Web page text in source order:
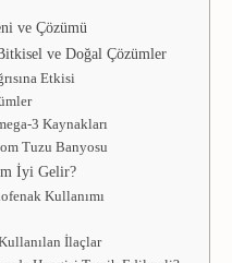
ve Çözümü
ve Doğal Çözümler
Etkisi
3 Kaynakları
Tuzu Banyosu
İyi Gelir?
Kullanımı
İlaçlar